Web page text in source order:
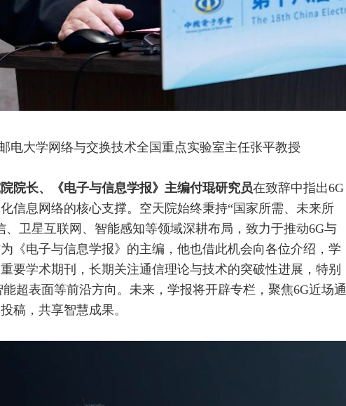
大学网络与交换技术全国重点实验室主任张平教授
院长、《电子与信息学报》主编付琨研究员在致辞中指出6G
信息网络的核心支撑。空天院始终秉持“国家所需、未来所
卫星互联网 、智能感知等领域深耕布局，致力于推动6G与
《电子与信息学报》的主编，他也借此机会向各位介绍，学
要学术期刊，长期关注通信理论与技术的突破性进展，特别
超表面等前沿方向。未来，学报将开辟专栏，聚焦6G近场通
稿，共享智慧成果。